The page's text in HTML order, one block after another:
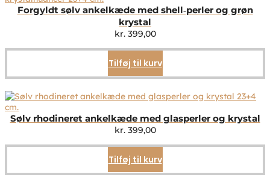
Forgyldt sølv ankelkæde med shell‑perler og grøn
krystal
kr.399,00
Tilføj til kurv
Sølv rhodineret ankelkæde med glasperler og krystal
kr.399,00
Tilføj til kurv